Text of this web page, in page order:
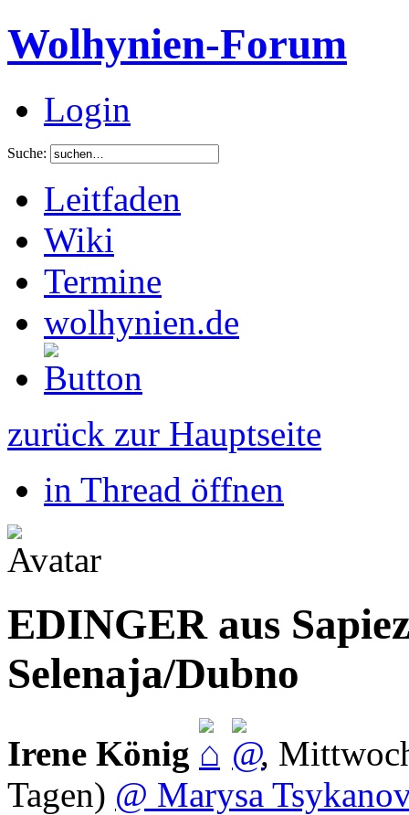
Wolhynien-Forum
Login
Suche:
Leitfaden
Wiki
Termine
wolhynien.de
zurück zur Hauptseite
in Thread öffnen
EDINGER aus
Selenaja/Dubno
Irene König ,
Tagen) @ Marysa